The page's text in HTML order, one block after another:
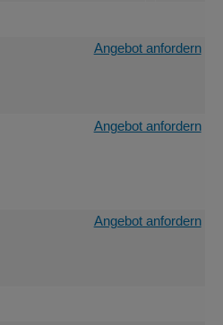
Angebot anfordern
Angebot anfordern
Angebot anfordern